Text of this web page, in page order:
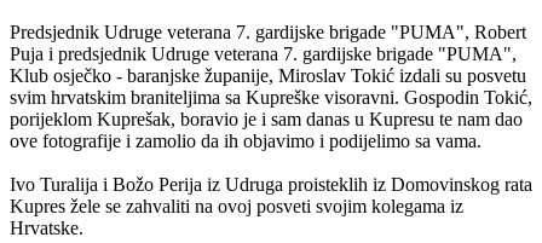
Predsjednik Udruge veterana 7. gardijske brigade "PUMA", Robert
Puja i predsjednik Udruge veterana 7. gardijske brigade "PUMA",
Klub osječko - baranjske županije, Miroslav Tokić izdali su posvetu
svim hrvatskim braniteljima sa Kupreške visoravni. Gospodin Tokić,
porijeklom Kuprešak, boravio je i sam danas u Kupresu te nam dao
ove fotografije i zamolio da ih objavimo i podijelimo sa vama.
Ivo Turalija i Božo Perija iz Udruga proisteklih iz Domovinskog rata
Kupres žele se zahvaliti na ovoj posveti svojim kolegama iz
Hrvatske.